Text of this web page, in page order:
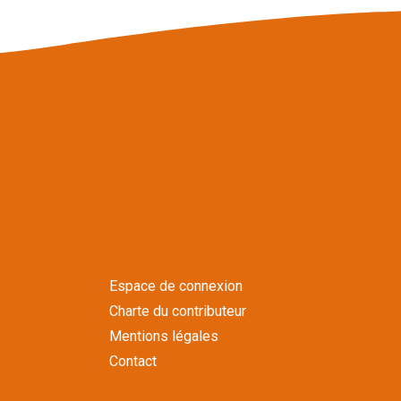
Espace de connexion
Charte du contributeur
Mentions légales
Contact